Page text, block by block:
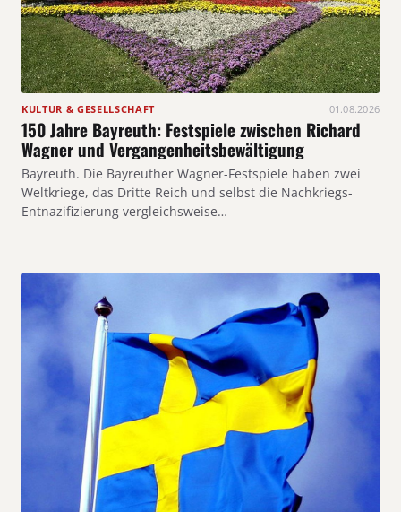
KULTUR & GESELLSCHAFT 01.08.2026
150 Jahre Bayreuth: Festspiele zwischen Richard
Wagner und Vergangenheitsbewältigung
Bayreuth. Die Bayreuther Wagner-Festspiele haben zwei
Weltkriege, das Dritte Reich und selbst die Nachkriegs-
Entnazifizierung vergleichsweise…